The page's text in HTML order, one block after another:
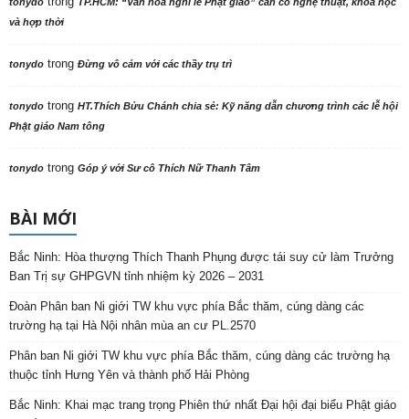
tonydo
TP.HCM: “Văn hoá nghi lễ Phật giáo” cần có nghệ thuật, khoa học
và hợp thời
tonydo trong Đừng vô cảm với các thầy trụ trì
tonydo trong HT.Thích Bửu Chánh chia sẻ: Kỹ năng dẫn chương trình các lễ hội
Phật giáo Nam tông
tonydo trong Góp ý với Sư cô Thích Nữ Thanh Tâm
BÀI MỚI
Bắc Ninh: Hòa thượng Thích Thanh Phụng được tái suy cử làm Trưởng
Ban Trị sự GHPGVN tỉnh nhiệm kỳ 2026 – 2031
Đoàn Phân ban Ni giới TW khu vực phía Bắc thăm, cúng dàng các
trường hạ tại Hà Nội nhân mùa an cư PL.2570
Phân ban Ni giới TW khu vực phía Bắc thăm, cúng dàng các trường hạ
thuộc tỉnh Hưng Yên và thành phố Hải Phòng
Bắc Ninh: Khai mạc trang trọng Phiên thứ nhất Đại hội đại biểu Phật giáo